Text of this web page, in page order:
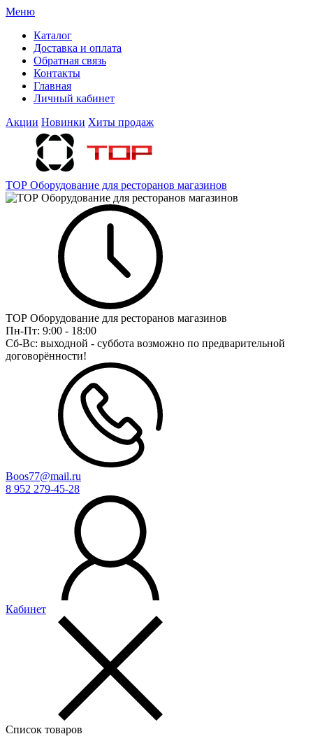
Меню
Каталог
Доставка и оплата
Обратная связь
Контакты
Главная
Личный кабинет
Акции Новинки Хиты продаж
ТОР Оборудование для ресторанов магазинов
ТОР Оборудование для ресторанов магазинов
Пн-Пт: 9:00 - 18:00
Сб-Вс: выходной - суббота возможно по предварительной
договорённости!
Boos77@mail.ru
8 952 279-45-28
Кабинет
Список товаров